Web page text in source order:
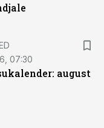
07:30
august